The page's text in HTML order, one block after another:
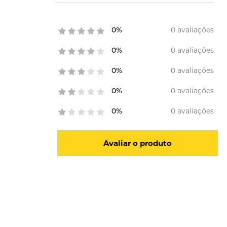
0% 0 avaliações
0% 0 avaliações
0% 0 avaliações
0% 0 avaliações
0% 0 avaliações
Avaliar o produto